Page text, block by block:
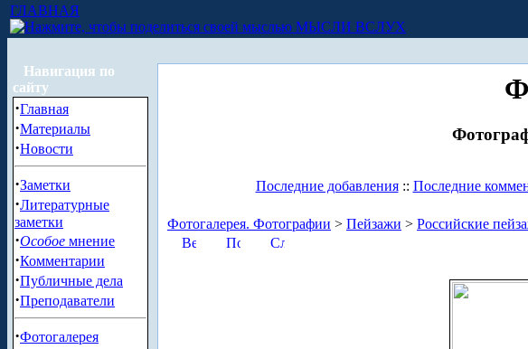
ГЛАВНАЯ
МЫСЛИ ВСЛУХ
Навигация по
сайту
·Главная
·Материалы
·Новости
·Заметки
·Литературные
заметки
·Особое мнение
·Комментарии
·Публичные дела
·Преподаватели
·Фотогалерея
Последние добавления:: Последние
Фотогалерея. Фотографии > Пейзажи > Российские